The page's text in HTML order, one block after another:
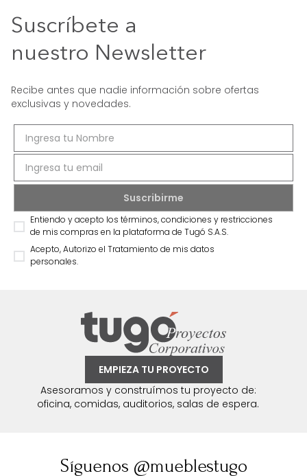
Suscríbete a
nuestro Newsletter
Recibe antes que nadie información sobre ofertas
exclusivas y novedades.
Entiendo y acepto los términos, condiciones y restricciones
de mis compras en la plataforma de Tugó S.A.S.
Acepto, Autorizo el Tratamiento de mis datos
personales.
EMPIEZA TU PROYECTO
Asesoramos y construímos tu proyecto de:
oficina, comidas, auditorios, salas de espera.
Síguenos @mueblestugo